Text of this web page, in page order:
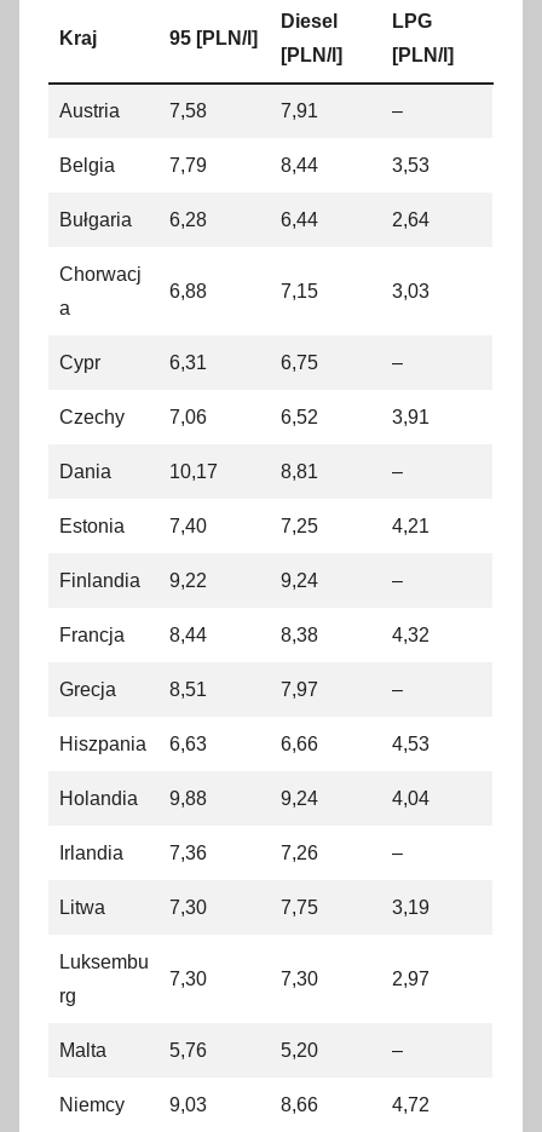
Kraj 95 [PLN/l]
Diesel
[PLN/l]
LPG
[PLN/l]
Austria 7,58 7,91 –
Belgia 7,79 8,44 3,53
Bułgaria 6,28 6,44 2,64
Chorwacj
a
6,88 7,15 3,03
Cypr 6,31 6,75 –
Czechy 7,06 6,52 3,91
Dania 10,17 8,81 –
Estonia 7,40 7,25 4,21
Finlandia 9,22 9,24 –
Francja 8,44 8,38 4,32
Grecja 8,51 7,97 –
Hiszpania 6,63 6,66 4,53
Holandia 9,88 9,24 4,04
Irlandia 7,36 7,26 –
Litwa 7,30 7,75 3,19
Luksembu
rg
7,30 7,30 2,97
Malta 5,76 5,20 –
Niemcy 9,03 8,66 4,72